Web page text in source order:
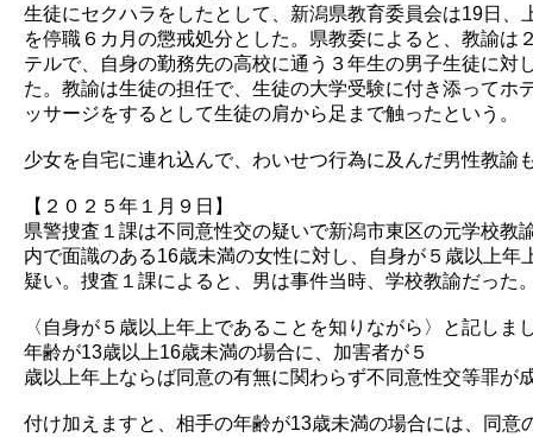
生徒にセクハラをしたとして、新潟県教育委員会は19日、
を停職６カ月の懲戒処分とした。県教委によると、教諭は
テルで、自身の勤務先の高校に通う３年生の男子生徒に対
た。教諭は生徒の担任で、生徒の大学受験に付き添ってホ
ッサージをするとして生徒の肩から足まで触ったという。
少女を自宅に連れ込んで、わいせつ行為に及んだ男性教諭
【２０２５年１月９日】
県警捜査１課は不同意性交の疑いで新潟市東区の元学校教
内で面識のある16歳未満の女性に対し、自身が５歳以上年
疑い。捜査１課によると、男は事件当時、学校教諭だった
〈自身が５歳以上年上であることを知りながら〉と記しま
年齢が13歳以上16歳未満の場合に、加害者が５
歳以上年上ならば同意の有無に関わらず不同意性交等罪が
付け加えますと、相手の年齢が13歳未満の場合には、同意